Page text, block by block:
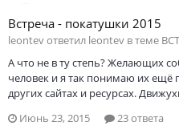
Встреча - покатушки 2015
leontev ответил leontev в теме
А что не в ту степь? Желающих
человек и я так понимаю их ещё
других сайтах и ресурсах.
Июнь 23, 2015
23 ответа